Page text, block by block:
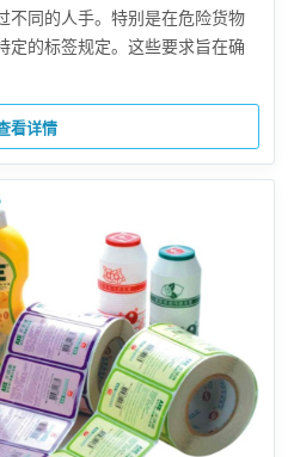
不同的人手。特别是在危险货物
定的标签规定。这些要求旨在确
看详情